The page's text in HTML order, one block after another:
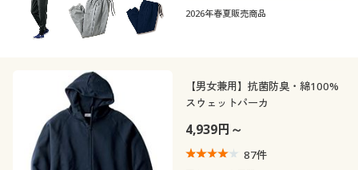
2026年春夏販売商品
【男女兼用】抗菌防臭・綿100%
スウェットパーカ
4,939円～
87件